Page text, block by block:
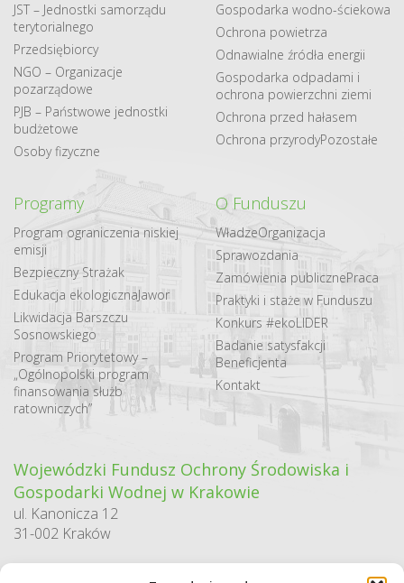
JST – Jednostki samorządu
terytorialnego
Przedsiębiorcy
NGO – Organizacje
pozarządowe
PJB – Państwowe jednostki
budżetowe
Osoby fizyczne
Gospodarka​ wodno​-ściekowa
Ochrona powietrza
Odnawialne​ źródła​ energii
Gospodarka odpadami i
ochrona powierzchni ziemi
Ochrona przed hałasem
Ochrona przyrodyPozostałe
Programy
Program ograniczenia niskiej
emisji
Bezpieczny Strażak
Edukacja ekologicznaJawor
Likwidacja Barszczu
Sosnowskiego
Program Priorytetowy –
„Ogólnopolski program
finansowania służb
ratowniczych”
O Funduszu
WładzeOrganizacja
Sprawozdania
Zamówienia publicznePraca
Praktyki i staże w Funduszu
Konkurs #ekoLIDER
Badanie satysfakcji
Beneficjenta
Kontakt
Wojewódzki Fundusz Ochrony Środowiska i
Gospodarki Wodnej w Krakowie
ul. Kanonicza 12
31-002 Kraków